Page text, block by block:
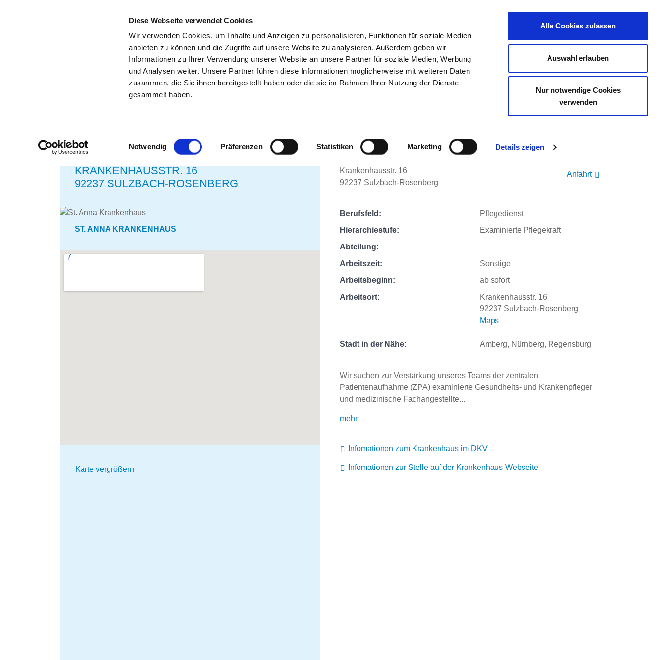
Diese Webseite verwendet Cookies
Wir verwenden Cookies, um Inhalte und Anzeigen zu personalisieren, Funktionen für soziale Medien
anbieten zu können und die Zugriffe auf unsere Website zu analysieren. Außerdem geben wir
Informationen zu Ihrer Verwendung unserer Website an unsere Partner für soziale Medien, Werbung
und Analysen weiter. Unsere Partner führen diese Informationen möglicherweise mit weiteren Daten
zusammen, die Sie ihnen bereitgestellt haben oder die sie im Rahmen Ihrer Nutzung der Dienste
gesammelt haben.
Einwilligungsauswahl
Notwendig Präferenzen Statistiken Marketing Details zeigen
Alle Cookies zulassen
Auswahl erlauben
Nur notwendige Cookies
verwenden
SUCHEN TIPPS & HILFE DAS DKV STELLENBÖRSE
STELLENBÖRSE FÜR KRANKENHÄUSER
ST. ANNA KRANKENHAUS
KRANKENHAUSSTR. 16
92237 SULZBACH-ROSENBERG
ST. ANNA KRANKENHAUS
Karte vergrößern
EXAMINIERTE GESUNDHEITS- UND KRANKENPFLEGER
/ MFA (M/W/D) FÜR DIE ZENTRALE
PATIENTENAUFNAHME
Krankenhausstr. 16
92237 Sulzbach-Rosenberg
Anfahrt
Berufsfeld:
Pflegedienst
Hierarchiestufe:
Examinierte Pflegekraft
Abteilung:
Arbeitszeit:
Sonstige
Arbeitsbeginn:
ab sofort
Arbeitsort:
Krankenhausstr. 16
92237 Sulzbach-Rosenberg
Maps
Stadt in der Nähe: Amberg, Nürnberg, Regensburg
Wir suchen zur Verstärkung unseres Teams der zentralen
Patientenaufnahme (ZPA) examinierte Gesundheits- und Krankenpfleger
und medizinische Fachangestellte...
mehr
Infomationen zum Krankenhaus im DKV
Infomationen zur Stelle auf der Krankenhaus-Webseite